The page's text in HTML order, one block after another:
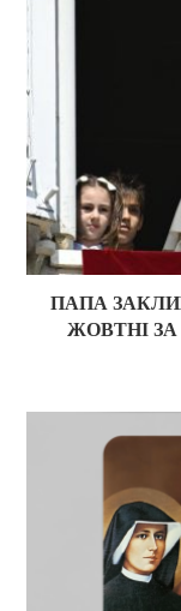
ПАПА
ЖОВТНІ ЗА